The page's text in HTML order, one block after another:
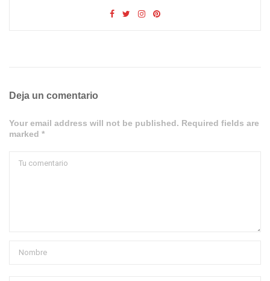
Deja un comentario
Your email address will not be published. Required fields are
marked *